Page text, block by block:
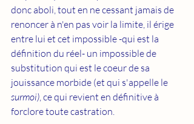
donc aboli, tout en ne cessant jamais de
renoncer à n'en pas voir la limite, il érige
entre lui et cet impossible -qui est la
définition du réel- un impossible de
substitution qui est le coeur de sa
jouissance morbide (et qui s'appelle le
surmoi), ce qui revient en définitive à
forclore toute castration.